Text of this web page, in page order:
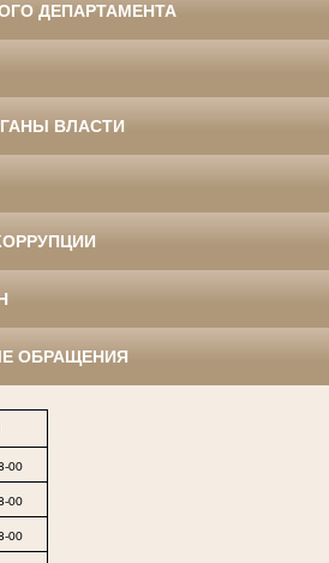
ДЕПАРТАМЕНТА
ВЛАСТИ
ОБРАЩЕНИЯ
00
00
00